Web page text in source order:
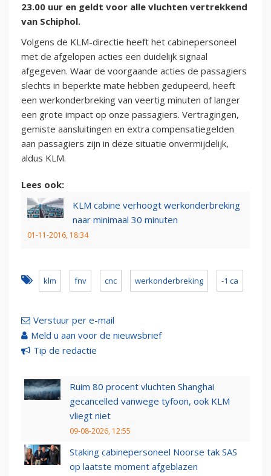
23.00 uur en geldt voor alle vluchten vertrekkend
van Schiphol.
Volgens de KLM-directie heeft het cabinepersoneel
met de afgelopen acties een duidelijk signaal
afgegeven. Waar de voorgaande acties de passagiers
slechts in beperkte mate hebben gedupeerd, heeft
een werkonderbreking van veertig minuten of langer
een grote impact op onze passagiers. Vertragingen,
gemiste aansluitingen en extra compensatiegelden
aan passagiers zijn in deze situatie onvermijdelijk,
aldus KLM.
Lees ook:
KLM cabine verhoogt werkonderbreking
naar minimaal 30 minuten
01-11-2016, 18:34
klm fnv cnc werkonderbreking -1 ca
Verstuur per e-mail
Meld u aan voor de nieuwsbrief
Tip de redactie
Ruim 80 procent vluchten Shanghai
gecancelled vanwege tyfoon, ook KLM
vliegt niet
09-08-2026, 12:55
Staking cabinepersoneel Noorse tak SAS
op laatste moment afgeblazen